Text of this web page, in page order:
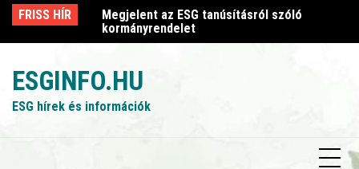
Skip
content
FRISS HÍR
szóló
Megjelent az ESG tanúsításról szóló
kormányrendelet
ESGINFO.HU
ESG hírek és információk